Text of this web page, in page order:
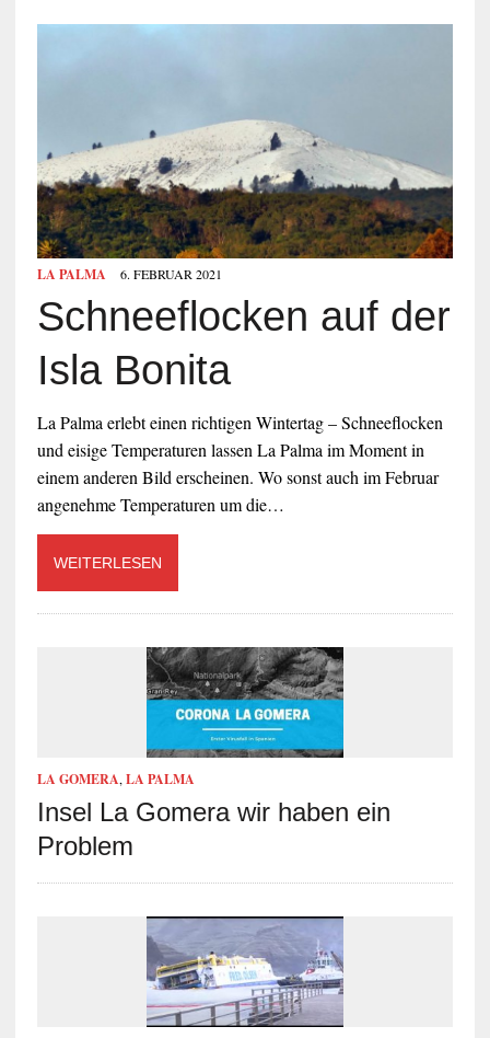
LA PALMA 6. FEBRUAR 2021
Schneeflocken auf der
Isla Bonita
La Palma erlebt einen richtigen Wintertag – Schneeflocken
und eisige Temperaturen lassen La Palma im Moment in
einem anderen Bild erscheinen. Wo sonst auch im Februar
angenehme Temperaturen um die…
WEITERLESEN
LA GOMERA,LA PALMA
Insel La Gomera wir haben ein
Problem